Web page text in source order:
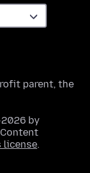
parent, the
by
license.